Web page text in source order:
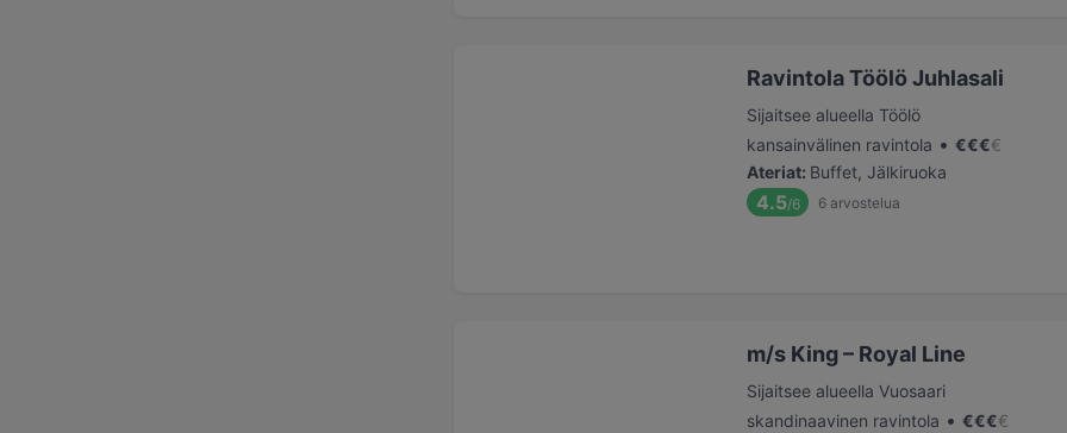
Ravintola Töölö Juhlasali
Sijaitsee alueella Töölö
kansainvälinen ravintola • €€€€
Ateriat: Buffet, Jälkiruoka
4.5/6 6 arvostelua
m/s King – Royal Line
Sijaitsee alueella Vuosaari
skandinaavinen ravintola • €€€€